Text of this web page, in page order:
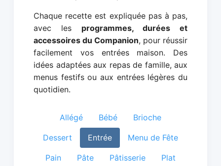
Chaque recette est expliquée pas à pas,
avec les programmes, durées et
accessoires du Companion, pour réussir
facilement vos entrées maison. Des
idées adaptées aux repas de famille, aux
menus festifs ou aux entrées légères du
quotidien.
Allégé Bébé Brioche
Dessert Entrée Menu de Fête
Pain Pâte Pâtisserie Plat